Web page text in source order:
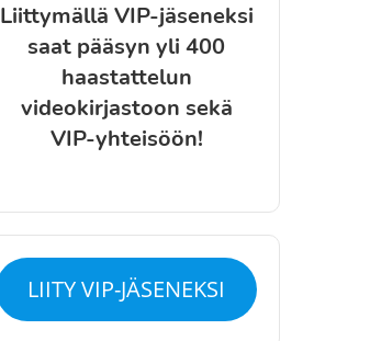
Liittymällä VIP-jäseneksi
saat pääsyn yli 400
haastattelun
videokirjastoon sekä
VIP-yhteisöön!
LIITY VIP-JÄSENEKSI